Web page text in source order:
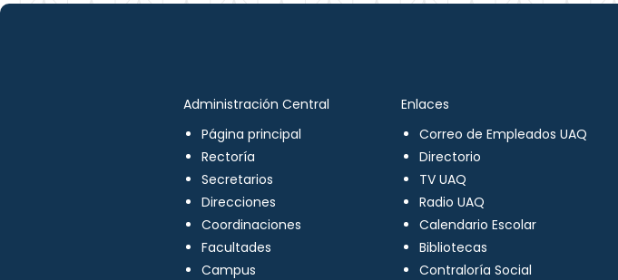
Administración Central
Página principal
Rectoría
Secretarios
Direcciones
Coordinaciones
Facultades
Campus
Enlaces
Correo de Empleados UAQ
Directorio
TV UAQ
Radio UAQ
Calendario Escolar
Bibliotecas
Contraloría Social